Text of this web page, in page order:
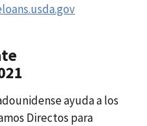
ayuda a los
Directos para